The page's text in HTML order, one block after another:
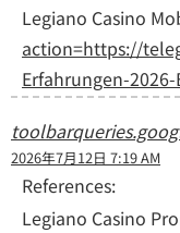
Legiano Casino
action=https://
Erfahrungen-
2026年7月12日 7:19 AM
References:
Legiano Casino